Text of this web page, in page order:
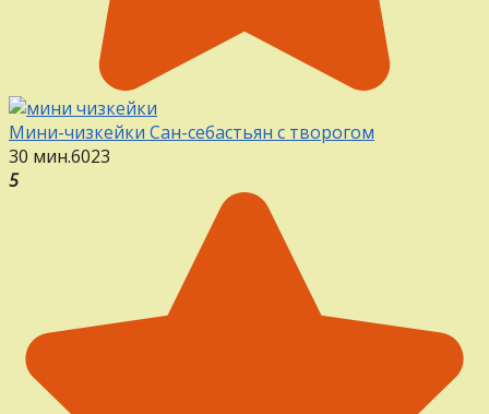
Мини-чизкейки Сан-себастьян с творогом
30 мин.6023
5